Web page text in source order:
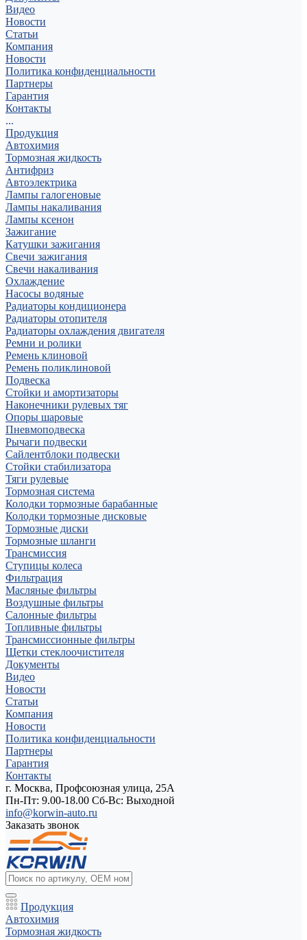
Видео
Новости
Статьи
Компания
Новости
Политика конфиденциальности
Партнеры
Гарантия
Контакты
...
Продукция
Автохимия
Тормозная жидкость
Антифриз
Автоэлектрика
Лампы галогеновые
Лампы накаливания
Лампы ксенон
Зажигание
Катушки зажигания
Свечи зажигания
Свечи накаливания
Охлаждение
Насосы водяные
Радиаторы кондиционера
Радиаторы отопителя
Радиаторы охлаждения двигателя
Ремни и ролики
Ремень клиновой
Ремень поликлиновой
Подвеска
Стойки и амортизаторы
Наконечники рулевых тяг
Опоры шаровые
Пневмоподвеска
Рычаги подвески
Сайлентблоки подвески
Стойки стабилизатора
Тяги рулевые
Тормозная система
Колодки тормозные барабанные
Колодки тормозные дисковые
Тормозные диски
Тормозные шланги
Трансмиссия
Ступицы колеса
Фильтрация
Масляные фильтры
Воздушные фильтры
Салонные фильтры
Топливные фильтры
Трансмиссионные фильтры
Щетки стеклоочистителя
Документы
Видео
Новости
Статьи
Компания
Новости
Политика конфиденциальности
Партнеры
Гарантия
Контакты
г. Москва, Профсоюзная улица, 25А
Пн-Пт: 9.00-18.00 Cб-Вс: Выходной
info@korwin-auto.ru
Заказать звонок
Продукция
Автохимия
Тормозная жидкость